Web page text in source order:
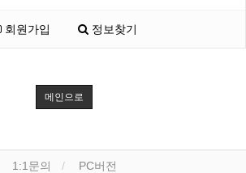
회원가입 정보찾기
메인으로
1:1문의 PC버전